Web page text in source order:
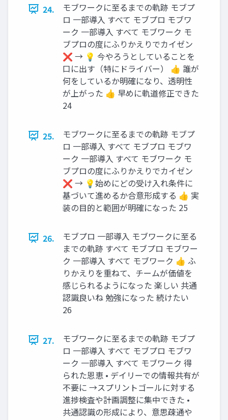
24.
モブワークに至るまでの軌跡 モブプ
ロ 一部導入 すべて モブプロ モブワ
ーク 一部導入 すべて モブワーク モ
ブプロの度にふりかえりでカイゼン
❌ → 💡 今やろうとしていることを
口に出す（特にドライバー） 👍 誰が
何をしているか明確になり、透明性
が上がった 👍 早めに軌道修正できた
24
25.
モブワークに至るまでの軌跡 モブプ
ロ 一部導入 すべて モブプロ モブワ
ーク 一部導入 すべて モブワーク モ
ブプロの度にふりかえりでカイゼン
❌ → 💡始めにどの受け入れ条件に
基づいて進めるか合意形成する 👍 実
装の目的と範囲が明確になった 25
26.
モブプロ 一部導入 モブワークに至る
までの軌跡 すべて モブプロ モブワー
ク 一部導入 すべて モブワーク 👍 ふ
りかえりを重ねて、チームが価値を
感じられるようになった 楽しい 共通
認識良いね 勉強になった 続けたい
26
27.
モブワークに至るまでの軌跡 モブプ
ロ 一部導入 すべて モブプロ モブワ
ーク 一部導入 すべて モブワーク 得
られた恩恵 • デイリーでの情報共有が
不要に →スプリントゴールに対する
進捗検査や計画調整に集中できた •
共通認識の形成により、意思疎通や